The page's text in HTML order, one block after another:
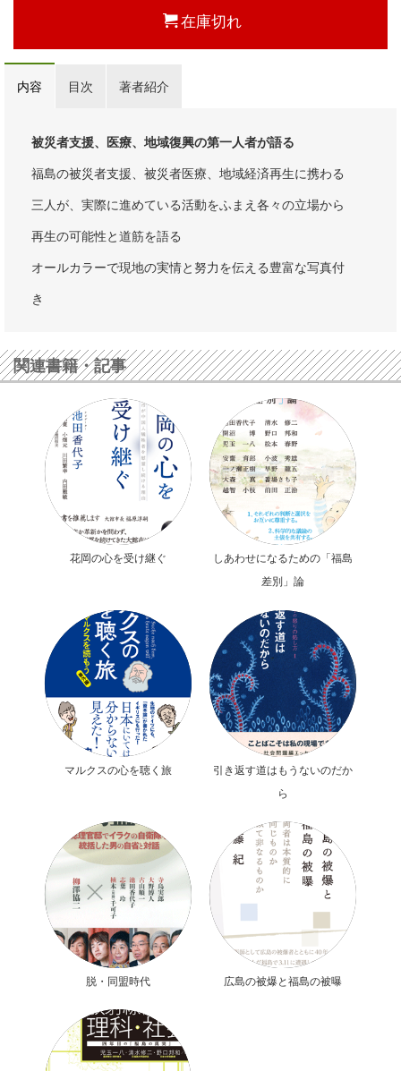
在庫切れ
内容 目次 著者紹介
被災者支援、医療、地域復興の第一人者が語る
福島の被災者支援、被災者医療、地域経済再生に携わる
三人が、実際に進めている活動をふまえ各々の立場から
再生の可能性と道筋を語る
オールカラーで現地の実情と努力を伝える豊富な写真付
き
関連書籍・記事
花岡の心を受け継ぐ
しあわせになるための「福島
差別」論
マルクスの心を聴く旅
引き返す道はもうないのだか
ら
脱・同盟時代 広島の被爆と福島の被曝